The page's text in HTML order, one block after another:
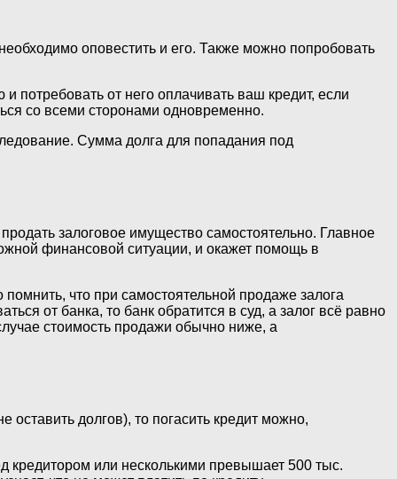
оповестить и его. Также можно попробовать
потребовать от него оплачивать ваш кредит, если
со всеми сторонами одновременно.
Сумма долга для попадания под
залоговое имущество самостоятельно. Главное
финансовой ситуации, и окажет помощь в
помнить, что при самостоятельной продаже залога
от банка, то банк обратится в суд, а залог всё равно
стоимость продажи обычно ниже, а
долгов), то погасить кредит можно,
кредитором или несколькими превышает 500 тыс.